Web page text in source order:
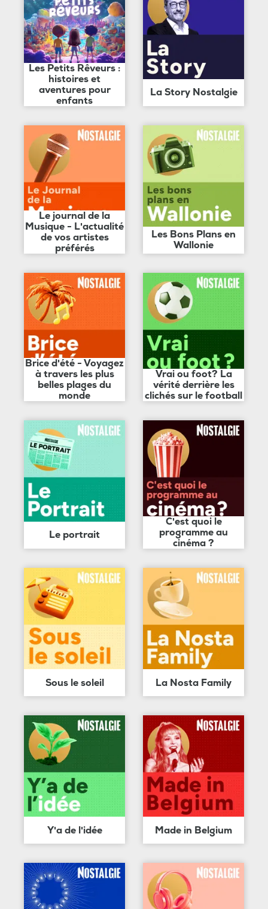
Les Petits Rêveurs :
histoires et
aventures pour
enfants
La Story Nostalgie
Le journal de la
Musique - L'actualité
de vos artistes
préférés
Les Bons Plans en
Wallonie
Brice d'été - Voyagez
à travers les plus
belles plages du
monde
Vrai ou foot? La
vérité derrière les
clichés sur le football
Le portrait
C'est quoi le
programme au
cinéma ?
Sous le soleil La Nosta Family
Y'a de l'idée Made in Belgium